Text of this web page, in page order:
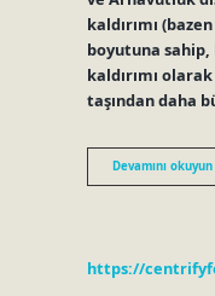
kaldırımı
boyutuna sahip,
kaldırımı
taşından daha
Devamını okuyun
https://